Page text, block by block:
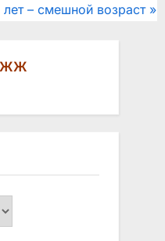
лет – смешной возраст
ЖЖ